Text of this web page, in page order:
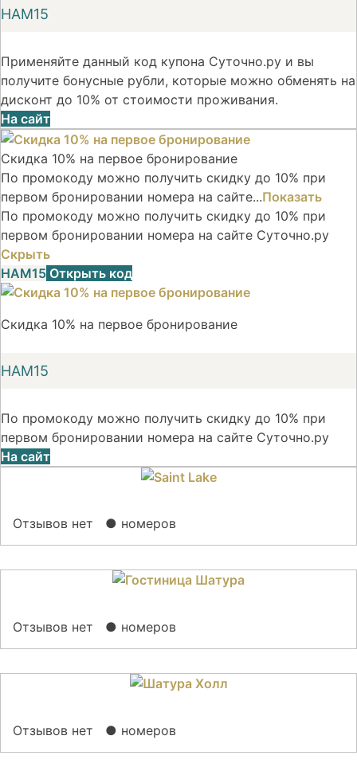
НАМ15
Применяйте данный код купона Суточно.ру и вы
получите бонусные рубли, которые можно обменять на
дисконт до 10% от стоимости проживания.
На сайт
Скидка 10% на первое бронирование
По промокоду можно получить скидку до 10% при
первом бронировании номера на сайте...Показать
По промокоду можно получить скидку до 10% при
первом бронировании номера на сайте Суточно.ру
Скрыть
НАМ15 Открыть код
Скидка 10% на первое бронирование
НАМ15
По промокоду можно получить скидку до 10% при
первом бронировании номера на сайте Суточно.ру
На сайт
Отзывов нет ● номеров
Отзывов нет ● номеров
Отзывов нет ● номеров